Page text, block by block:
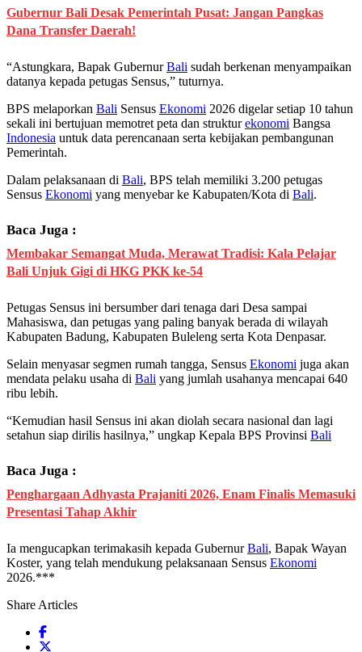
Gubernur Bali Desak Pemerintah Pusat: Jangan Pangkas
Dana Transfer Daerah!
“Astungkara, Bapak GubernurBali sudah berkenan menyampaikan
datanya kepada petugas Sensus,” tuturnya.
BPS melaporkan Bali Sensus Ekonomi 2026 digelar setiap 10 tahun
sekali ini bertujuan memotret peta dan strukturekonomi Bangsa
Indonesia untuk data perencanaan serta kebijakan pembangunan
Pemerintah.
Dalam pelaksanaan di Bali, BPS telah memiliki 3.200 petugas
Sensus Ekonomi yang menyebar ke Kabupaten/Kota di Bali.
Baca Juga :
​Membakar Semangat Muda, Merawat Tradisi: Kala Pelajar
Bali Unjuk Gigi di HKG PKK ke-54
Petugas Sensus ini bersumber dari tenaga dari Desa sampai
Mahasiswa, dan petugas yang paling banyak berada di wilayah
Kabupaten Badung, Kabupaten Buleleng serta Kota Denpasar.
Selain menyasar segmen rumah tangga, Sensus Ekonomi juga akan
mendata pelaku usaha di Bali yang jumlah usahanya mencapai 640
ribu lebih.
“Kemudian hasil Sensus ini akan diolah secara nasional dan lagi
setahun siap dirilis hasilnya,” ungkap Kepala BPS Provinsi Bali
Baca Juga :
Penghargaan Adhyasta Prajaniti 2026, Enam Finalis Memasuki
Presentasi Tahap Akhir
Ia mengucapkan terimakasih kepada GubernurBali, Bapak Wayan
Koster, yang telah mendukung pelaksanaan Sensus Ekonomi
2026.***
Share Articles